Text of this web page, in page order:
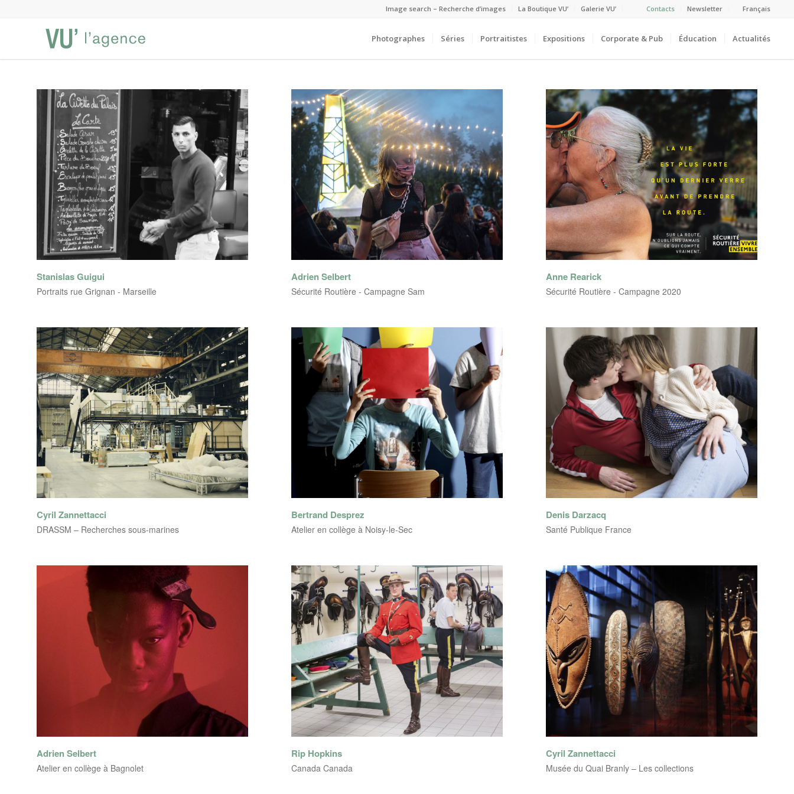
Image search – Recherche d’images La Boutique VU’ Galerie VU’ Contacts Newsletter Français
Photographes Séries Portraitistes Expositions Corporate & Pub Éducation Actualités
Stanislas Guigui
Portraits rue Grignan - Marseille
Adrien Selbert
Sécurité Routière - Campagne Sam
Anne Rearick
Sécurité Routière - Campagne 2020
Cyril Zannettacci
DRASSM – Recherches sous-marines
Bertrand Desprez
Atelier en collège à Noisy-le-Sec
Denis Darzacq
Santé Publique France
Adrien Selbert
Atelier en collège à Bagnolet
Rip Hopkins
Canada Canada
Cyril Zannettacci
Musée du Quai Branly – Les collections